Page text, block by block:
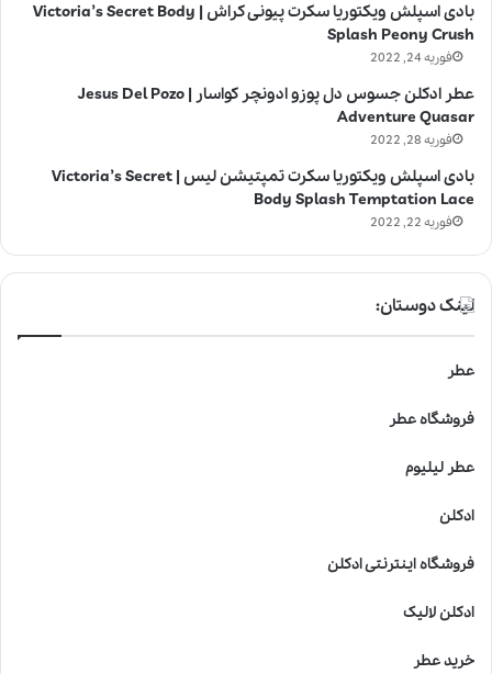
بادی اسپلش ویکتوریا سکرت پیونی کراش | Victoria’s Secret Body
Splash Peony Crush
فوریه 24, 2022
عطر ادکلن جسوس دل پوزو ادونچر کواسار | Jesus Del Pozo
Adventure Quasar
فوریه 28, 2022
بادی اسپلش ویکتوریا سکرت تمپتیشن لیس | Victoria’s Secret
Body Splash Temptation Lace
فوریه 22, 2022
لینک دوستان:
عطر
فروشگاه عطر
عطر لیلیوم
ادکلن
فروشگاه اینترنتی ادکلن
ادکلن لالیک
خرید عطر